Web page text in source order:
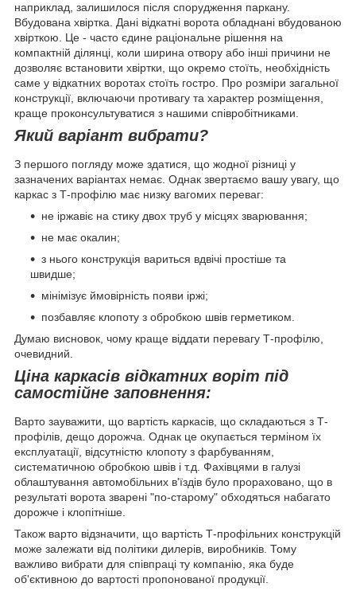
наприклад, залишилося після спорудження паркану.
Вбудована хвіртка. Дані відкатні ворота обладнані вбудованою
хвірткою. Це - часто єдине раціональне рішення на
компактній ділянці, коли ширина отвору або інші причини не
дозволяє встановити хвіртки, що окремо стоїть, необхідність
саме у відкатних воротах стоїть гостро. Про розміри загальної
конструкції, включаючи противагу та характер розміщення,
краще проконсультуватися з нашими співробітниками.
Який варіант вибрати?
З першого погляду може здатися, що жодної різниці у
зазначених варіантах немає. Однак звертаємо вашу увагу, що
каркас з Т-профілю має низку вагомих переваг:
не іржавіє на стику двох труб у місцях зварювання;
не має окалин;
з нього конструкція вариться вдвічі простіше та
швидше;
мінімізує ймовірність появи іржі;
позбавляє клопоту з обробкою швів герметиком.
Думаю висновок, чому краще віддати перевагу Т-профілю,
очевидний.
Ціна каркасів відкатних воріт під
самостійне заповнення:
Варто зауважити, що вартість каркасів, що складаються з Т-
профілів, дещо дорожча. Однак це окупається терміном їх
експлуатації, відсутністю клопоту з фарбуванням,
систематичною обробкою швів і т.д. Фахівцями в галузі
облаштування автомобільних в'їздів було прораховано, що в
результаті ворота зварені "по-старому" обходяться набагато
дорожче і клопітніше.
Також варто відзначити, що вартість Т-профільних конструкцій
може залежати від політики дилерів, виробників. Тому
важливо вибрати для співпраці ту компанію, яка буде
об'єктивною до вартості пропонованої продукції.